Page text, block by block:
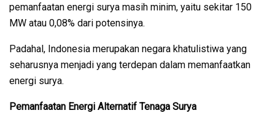
pemanfaatan energi surya masih minim, yaitu sekitar 150
MW atau 0,08% dari potensinya.
Padahal, Indonesia merupakan negara khatulistiwa yang
seharusnya menjadi yang terdepan dalam memanfaatkan
energi surya.
Pemanfaatan Energi Alternatif Tenaga Surya